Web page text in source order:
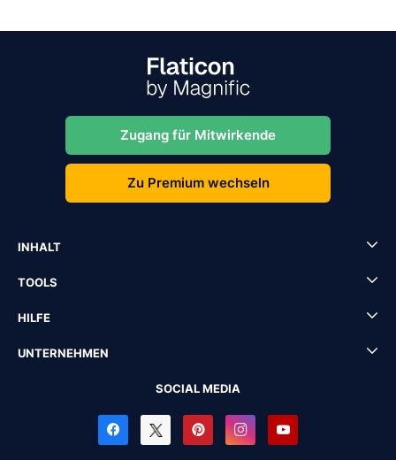
Zugang für Mitwirkende
Zu Premium wechseln
INHALT
TOOLS
HILFE
UNTERNEHMEN
SOCIAL MEDIA